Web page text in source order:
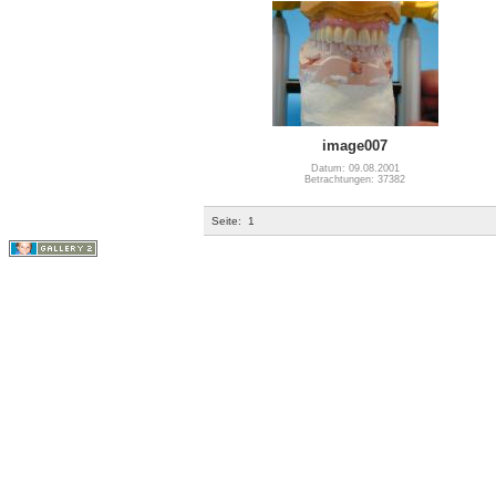
image007
Datum: 09.08.2001
Betrachtungen: 37382
Seite: 1